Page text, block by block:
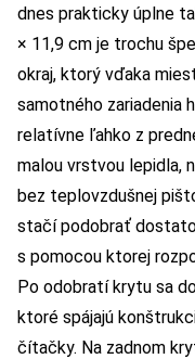
dnes prakticky úplne
× 11,9 cm je trochu
okraj, ktorý vďaka
samotného zariadenia
relatívne ľahko z
malou vrstvou lepidla,
bez teplovzdušnej
stačí podobrať
s pomocou ktorej
Po odobratí krytu sa
ktoré spájajú
čítačky. Na zadnom